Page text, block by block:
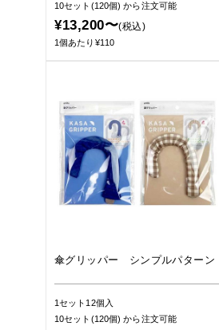
10セット(120個)から注文可能
¥13,200〜(税込)
1個あたり¥110
傘グリッパー シンプルパターン
1セット12個入
10セット(120個)から注文可能